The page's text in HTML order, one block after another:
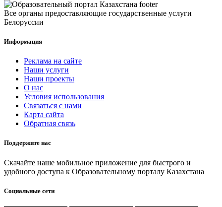
Все органы предоставляющие государственные услуги
Белоруссии
Информация
Реклама на сайте
Наши услуги
Наши проекты
О нас
Условия использования
Связаться с нами
Карта сайта
Обратная связь
Поддержите нас
Скачайте наше мобильное приложение для быстрого и
удобного доступа к Образовательному порталу Казахстана
Социальные сети